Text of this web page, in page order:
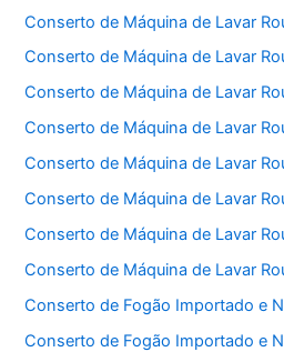
Conserto de Máquina de Lavar
Conserto de Máquina de Lavar
Conserto de Máquina de Lavar
Conserto de Máquina de Lavar
Conserto de Máquina de Lavar
Conserto de Máquina de Lavar
Conserto de Máquina de Lavar
Conserto de Máquina de Lavar
Conserto de Fogão Importado e
Conserto de Fogão Importado e